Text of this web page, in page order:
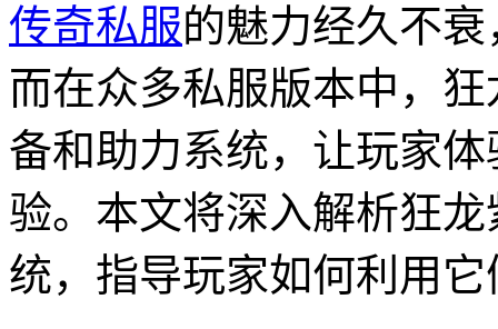
传奇私服的魅力经久不
而在众多私服版本中，
备和助力系统，让玩家
验。本文将深入解析狂
统，指导玩家如何利用